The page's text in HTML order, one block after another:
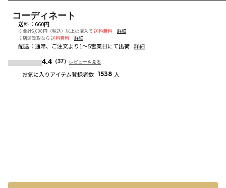
コーディネート
送料 ： 660円
※合計6,600円（税込）以上の購入で 送料無料
詳細
※店頭受取なら 送料無料 詳細
配送 ： 通常、ご注文より1～5営業日にて出荷 詳細
4.4 （37） レビューを見る
お気に入りアイテム登録者数 1538 人